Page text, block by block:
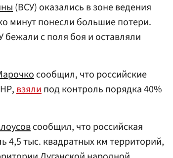
(ВСУ) оказались в зоне ведения
минут понесли большие потери.
с поля боя и оставляли
сообщил, что российские
взялипод контроль порядка 40%
сообщил, что российская
4,5 тыс. квадратных км территорий,